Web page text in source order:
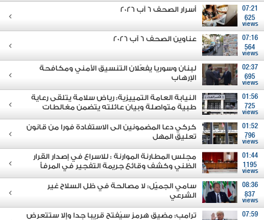
07:21
625
views
أسرار الصحف 6 آب 2026
07:16
564
views
عناوين الصحف 6 آب 2026
02:37
695
views
لبنان وسوريا يفعّلان التنسيق الأمني ومكافحة
الإرهاب
01:56
725
views
النيابة العامة التمييزية: رياض سلامة يتلقى رعاية
طبية متواصلة وبيان عائلته يتضمن مغالطات
01:52
796
views
كركي دعا المضمونين الى الاستفادة فورا من قانون
تعليق المهل
01:44
1195
views
مجلس المطارنة الموارنة : للاسراع في إصدار القرار
الظني وكشف وقائع جريمة التفجير في المرفأ
08:36
837
views
سامي الجميّل: لا مصالحة في ظل السلاح غير
الشرعي
07:59
ترامب: مضيق هرمز سيُفتح قريبا جدا وإلا ستتعرض